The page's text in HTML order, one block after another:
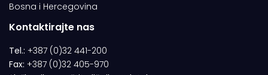
Bosna i Hercegovina
Kontaktirajte nas
Tel.: +387 (0)32 441-200
Fax: +387 (0)32 405-970